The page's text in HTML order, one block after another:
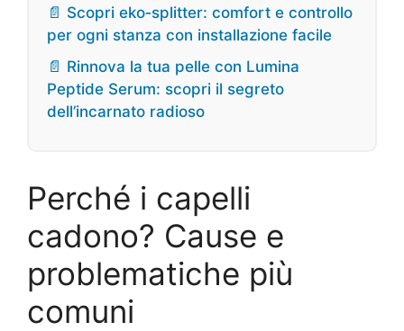
📄 Scopri eko‑splitter: comfort e controllo
per ogni stanza con installazione facile
📄 Rinnova la tua pelle con Lumina
Peptide Serum: scopri il segreto
dell’incarnato radioso
Perché i capelli
cadono? Cause e
problematiche più
comuni